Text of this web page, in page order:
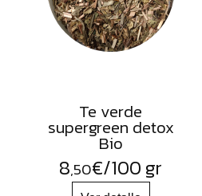
Te verde
supergreen detox
Bio
8,50€/100 gr